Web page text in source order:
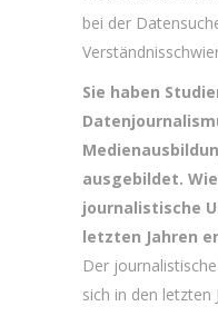
bei der
Sie haben
ausgebildet.
journalistische
letzten Jahren
Der
sich in den letzten